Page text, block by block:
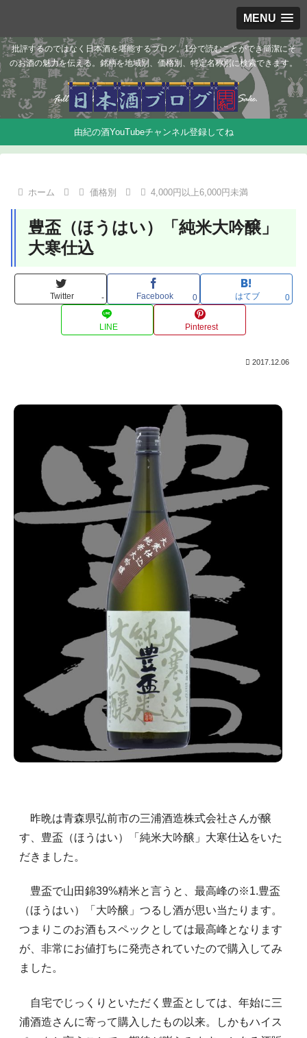
MENU
批評するのではなく日本酒を堪能するブログ。1分で読むことができ簡潔にそ
のお酒の魅力を伝える。銘柄を地域別、価格別、特定名称別に検索できます。
由紀の酒YouTubeチャンネル登録してね
ホーム 価格別 4,000円以上6,000円未満
豊盃（ほうはい）「純米大吟醸」
大寒仕込
Twitter - Facebook 0 はてブ 0
LINE Pinterest
2017.12.06
昨晩は青森県弘前市の三浦酒造株式会社さんが醸
す、豊盃（ほうはい）「純米大吟醸」大寒仕込をいた
だきました。
豊盃で山田錦39%精米と言うと、最高峰の※1.豊盃
（ほうはい）「大吟醸」つるし酒が思い当たります。
つまりこのお酒もスペックとしては最高峰となります
が、非常にお値打ちに発売されていたので購入してみ
ました。
自宅でじっくりといただく豊盃としては、年始に三
浦酒造さんに寄って購入したもの以来。しかもハイス